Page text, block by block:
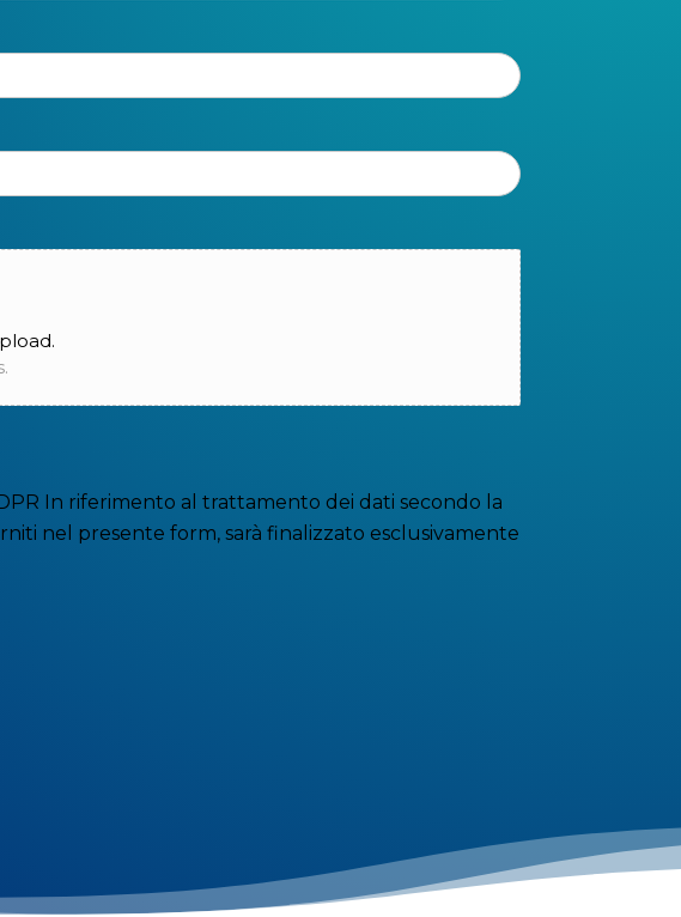
In riferimento al trattamento dei dati secondo la
nel presente form, sarà finalizzato esclusivamente